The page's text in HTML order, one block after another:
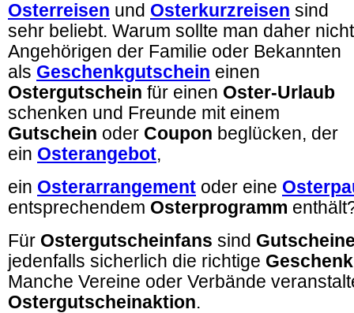
Osterreisen und Osterkurzreisen sind
sehr beliebt. Warum sollte man daher nicht
Angehörigen der Familie oder Bekannten
als Geschenkgutschein einen
Ostergutschein für einen Oster-Urlaub
schenken und Freunde mit einem
Gutschein oder Coupon beglücken, der
ein Osterangebot,
ein Osterarrangement oder eine
entsprechendem Osterprogramm
Für Ostergutscheinfans sind
jedenfalls sicherlich die richtige
Manche Vereine oder Verbände
Ostergutscheinaktion.